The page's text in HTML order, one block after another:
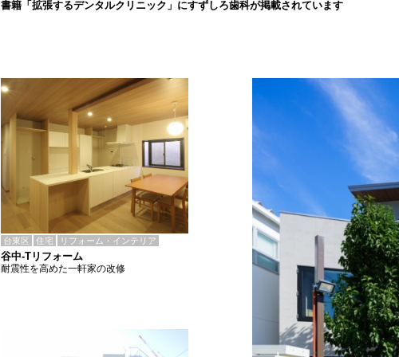
書籍「拡張するデンタルクリニック」にすずしろ歯科が掲載されています
台東区 住宅 リフォーム・インテリア
谷中-Tリフォーム
耐震性を高めた一軒家の改修